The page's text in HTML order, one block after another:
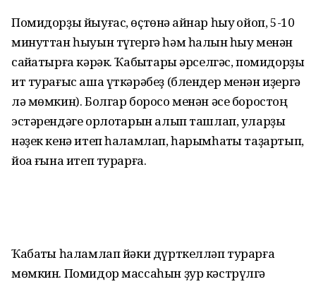
Помидорҙы йыуғас, өҫтөнә ҡайнар һыу ҡойоп, 5-10
минуттан һыуын түгергә һәм һалҡын һыу менән
сайҡатырға кәрәк. Ҡабыҡтары әрселгәс, помидорҙы
ит турағыс аша үткәрәбеҙ (блендер менән иҙергә
лә мөмкин). Болгар боросо менән әсе боростоң
эстәрендәге орлоҡтарын алып ташлап, уларҙы
нәҙек кенә итеп һаламлап, һарымһаҡты таҙартып,
йоҡа ғына итеп турарға.
Ҡабаҡты һаламлап йәки дүрткелләп турарға
мөмкин. Помидор массаһын ҙур кәстрүлгә